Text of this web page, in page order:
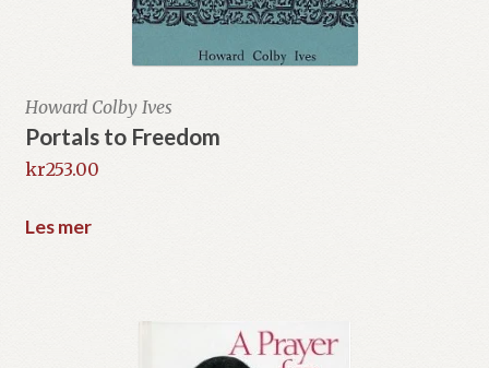
Howard Colby Ives
Portals to Freedom
kr253.00
Les mer